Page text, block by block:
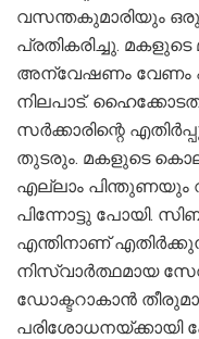
വസന്തകുമാരിയും
പ്രതികരിച്ചു.
അന്വേഷണം വേണം
നിലപാട്.
സർക്കാരിന്റെ
തുടരും. മകളുടെ
എല്ലാം പിന്തുണയും
പിന്നോട്ടു പോയി.
എന്തിനാണ്
നിസ്വാർത്ഥമായ
ഡോക്ടറാകാൻ
പരിശോധനയ്ക്കായി